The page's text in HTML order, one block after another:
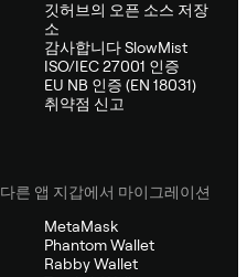
깃허브의 오픈 소스 저장
소
감사합니다 SlowMist
ISO/IEC 27001 인증
EU NB 인증 (EN 18031)
취약점 신고
다른 앱 지갑에서 마이그레이션
MetaMask
Phantom Wallet
Rabby Wallet